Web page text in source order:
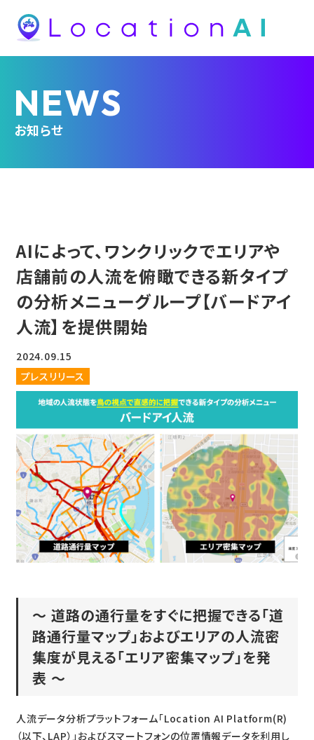
NEWS
お知らせ
AIによって、ワンクリックでエリアや
店舗前の人流を俯瞰できる新タイプ
の分析メニューグループ【バードアイ
人流】を提供開始
2024.09.15
プレスリリース
～ 道路の通行量をすぐに把握できる「道
路通行量マップ」およびエリアの人流密
集度が見える「エリア密集マップ」を発
表 ～
人流データ分析プラットフォーム「Location AI Platform(R)
（以下、LAP）」およびスマートフォンの位置情報データを利用し